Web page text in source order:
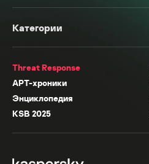
Категории
Threat Response
APT-хроники
Энциклопедия
KSB 2025